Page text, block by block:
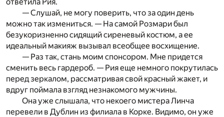
— Слушай, не могу поверить, что за один день
можно так измениться. — На самой Розмари был
безукоризненно сидящий сиреневый костюм, а ее
идеальный макияж вызывал всеобщее восхищение.
— Раз так, стань моим спонсором. Мне придется
сменить весь гардероб. — Рия еще немного покрутилась
перед зеркалом, рассматривая свой красный жакет, и
вдруг поймала взгляд незнакомого мужчины.
Она уже слышала, что некоего мистера Линча
перевели в Дублин из филиала в Корке. Видимо, он уже